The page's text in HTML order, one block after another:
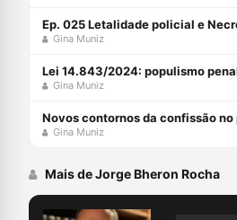
Gina Muniz
Gina Muniz
Gina Muniz
Mais de Jorge Bheron Rocha